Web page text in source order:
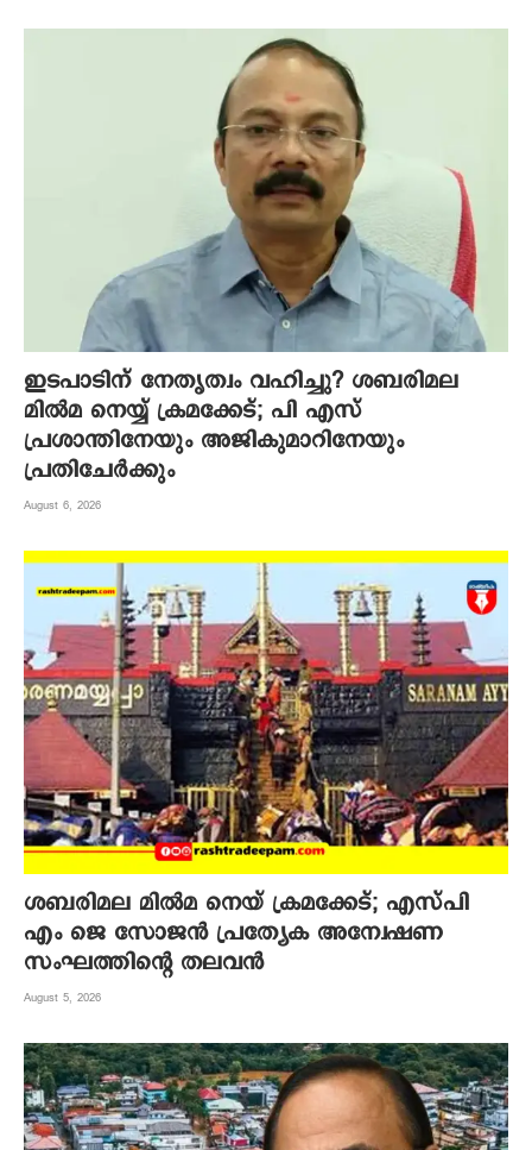
ഇടപാടിന് നേതൃത്വം വഹിച്ചു? ശബരിമല
മില്‍മ നെയ്യ് ക്രമക്കേട്; പി എസ്
പ്രശാന്തിനേയും അജികുമാറിനേയും
പ്രതിചേര്‍ക്കും
August 6, 2026
ശബരിമല മില്‍മ നെയ് ക്രമക്കേട്; എസ്പി
എം ജെ സോജന്‍ പ്രത്യേക അന്വേഷണ
സംഘത്തിന്റെ തലവന്‍
August 5, 2026